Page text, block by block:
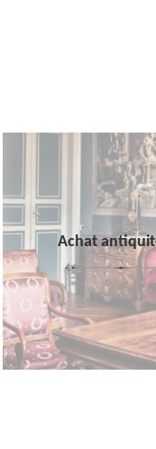
Achat